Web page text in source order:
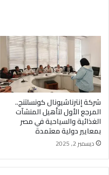
شركة إنترناشيونال كونسلتنج..
المرجع الأول لتأهيل المنشآت
الغذائية والسياحية في مصر
بمعايير دولية معتمدة
ديسمبر 2, 2025